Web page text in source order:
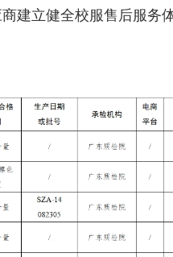
立健全校服售后服务